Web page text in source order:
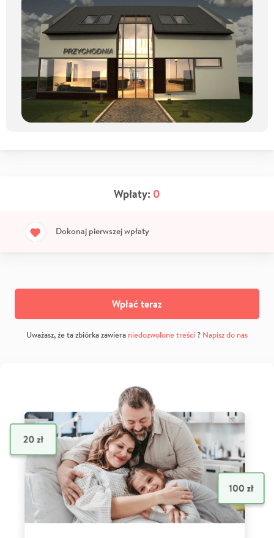
Wpłaty: 0
Dokonaj pierwszej wpłaty
Wpłać teraz
Uważasz, że ta zbiórka zawiera niedozwolone treści? Napisz do nas